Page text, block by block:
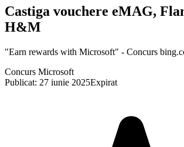
Castiga vouchere eMAG,
H&M
"Earn rewards with Microsoft" - Concurs
Concurs Microsoft
Publicat: 27 iunie 2025Expirat